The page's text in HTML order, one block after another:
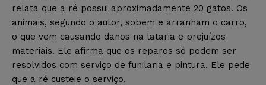
relata que a ré possui aproximadamente 20 gatos. Os
animais, segundo o autor, sobem e arranham o carro,
o que vem causando danos na lataria e prejuízos
materiais. Ele afirma que os reparos só podem ser
resolvidos com serviço de funilaria e pintura. Ele pede
que a ré custeie o serviço.